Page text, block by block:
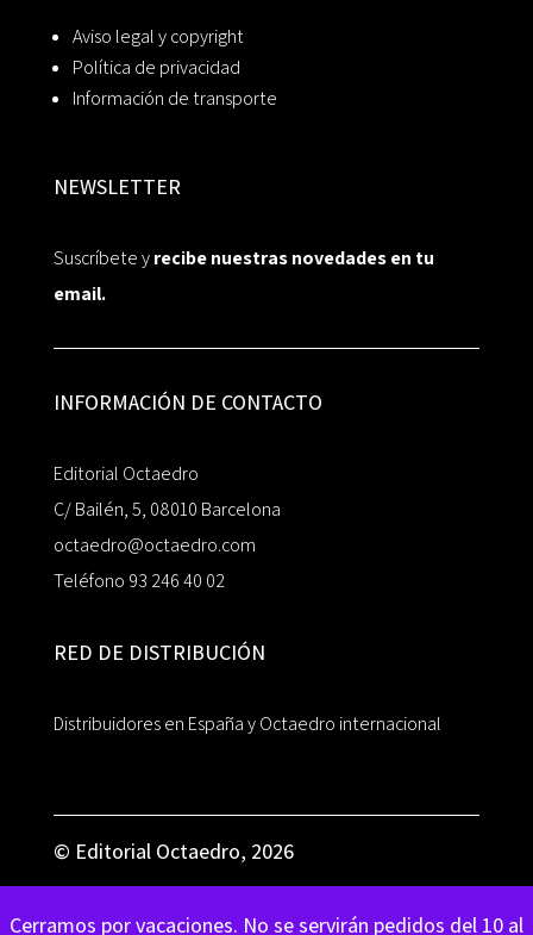
Cerramos por vacaciones. No se servirán pedidos del 10 al
Aviso legal y copyright
Política de privacidad
Información de transporte
NEWSLETTER
Suscríbete yrecibe nuestras novedades en tu
email.
INFORMACIÓN DE CONTACTO
Editorial Octaedro
C/ Bailén, 5, 08010 Barcelona
octaedro@octaedro.com
Teléfono 93 246 40 02
RED DE DISTRIBUCIÓN
Distribuidores en España y Octaedro internacional
© Editorial Octaedro, 2026